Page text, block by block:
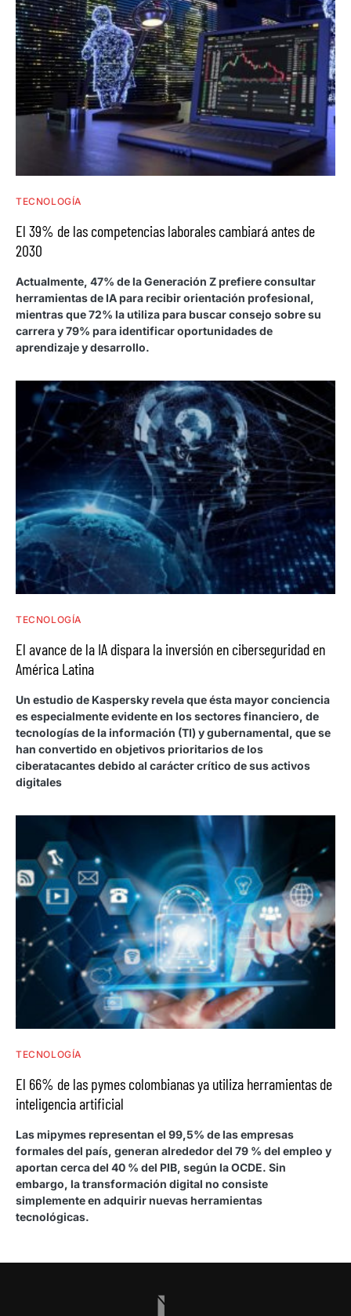
TECNOLOGÍA
El 39% de las competencias laborales cambiará antes de
2030
Actualmente, 47% de la Generación Z prefiere consultar
herramientas de IA para recibir orientación profesional,
mientras que 72% la utiliza para buscar consejo sobre su
carrera y 79% para identificar oportunidades de
aprendizaje y desarrollo.
TECNOLOGÍA
El avance de la IA dispara la inversión en ciberseguridad en
América Latina
Un estudio de Kaspersky revela que ésta mayor conciencia
es especialmente evidente en los sectores financiero, de
tecnologías de la información (TI) y gubernamental, que se
han convertido en objetivos prioritarios de los
ciberatacantes debido al carácter crítico de sus activos
digitales
TECNOLOGÍA
El 66% de las pymes colombianas ya utiliza herramientas de
inteligencia artificial
Las mipymes representan el 99,5% de las empresas
formales del país, generan alrededor del 79 % del empleo y
aportan cerca del 40 % del PIB, según la OCDE. Sin
embargo, la transformación digital no consiste
simplemente en adquirir nuevas herramientas
tecnológicas.